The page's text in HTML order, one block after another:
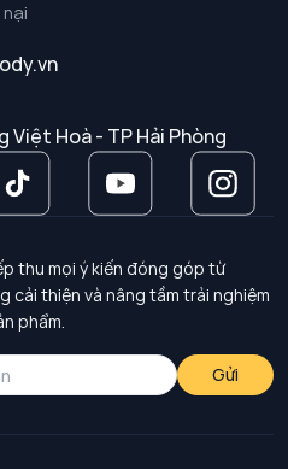
nại
Việt Hoà - TP Hải Phòng
thu mọi ý kiến đóng góp từ
cải thiện và nâng tầm trải nghiệm
phẩm.
Gửi